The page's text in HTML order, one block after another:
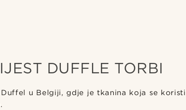
DUFFLE TORBI
u Belgiji, gdje je tkanina koja se